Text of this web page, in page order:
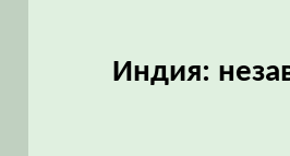
Индия: